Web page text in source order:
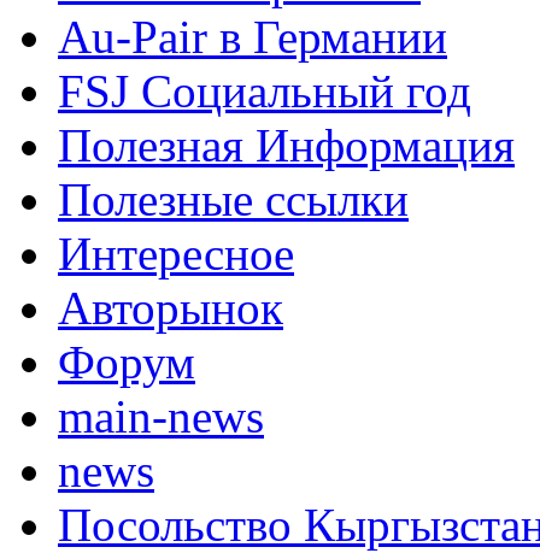
Au-Pair в Германии
FSJ Социальный год
Полезная Информация
Полезные ссылки
Интересное
Авторынок
Форум
main-news
news
Посольство